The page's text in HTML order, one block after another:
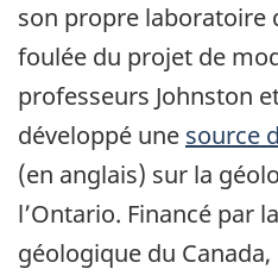
son propre laboratoire
foulée du projet de
professeurs Johnston
développé une source
(en anglais) sur la
l’Ontario. Financé par
géologique du